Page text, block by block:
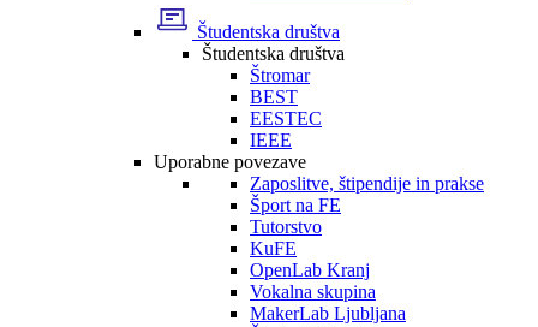
Študentska društva
Študentska društva
Štromar
BEST
EESTEC
IEEE
Uporabne povezave
Zaposlitve, štipendije in prakse
Šport na FE
Tutorstvo
KuFE
OpenLab Kranj
Vokalna skupina
MakerLab Ljubljana